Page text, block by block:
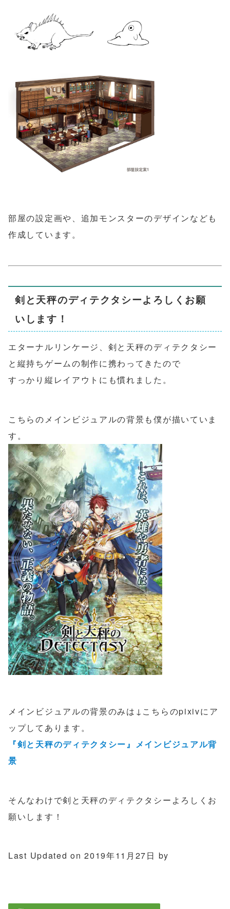
部屋の設定画や、追加モンスターのデザインなども
作成しています。
剣と天秤のディテクタシーよろしくお願
いします！
エターナルリンケージ、剣と天秤のディテクタシー
と縦持ちゲームの制作に携わってきたので
すっかり縦レイアウトにも慣れました。
こちらのメインビジュアルの背景も僕が描いていま
す。
メインビジュアルの背景のみは↓こちらのpixivにア
ップしてあります。
『剣と天秤のディテクタシー』メインビジュアル背
景
そんなわけで剣と天秤のディテクタシーよろしくお
願いします！
Last Updated on 2019年11月27日 by